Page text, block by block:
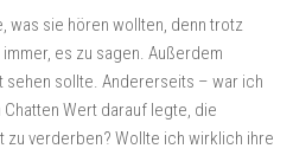
was sie hören wollten, denn trotz
es zu sagen. Außerdem
sollte. Andererseits – war ich
Wert darauf legte, die
zu verderben? Wollte ich wirklich ihre